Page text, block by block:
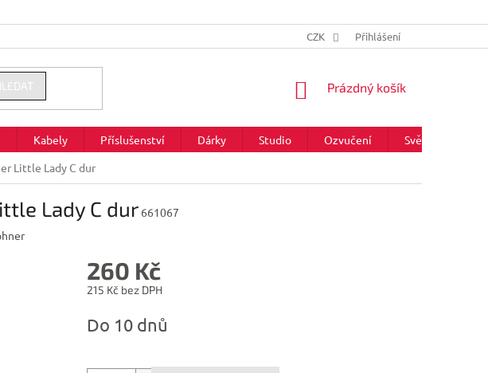
CZK Přihlášení
NÁKUPNÍ
Prázdný košík
Kabely Příslušenství Dárky Studio Ozvučení Světla
Little Lady C dur
Lady C dur 661067
260 Kč
215 Kč bez DPH
cena:
Do 10 dnů